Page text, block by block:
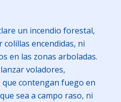
un incendio forestal,
encendidas, ni
en las zonas arboladas.
voladores,
contengan fuego en
sea a campo raso, ni